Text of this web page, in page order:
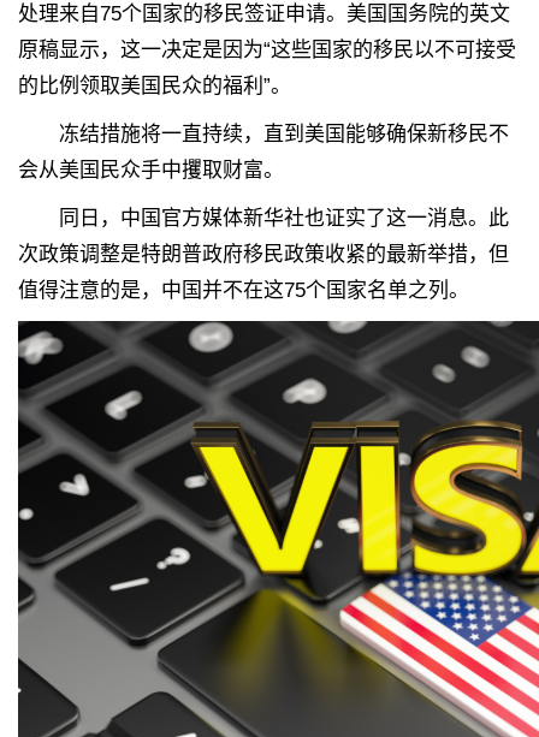
处理来自75个国家的移民签证申请。美国国务院的英文
原稿显示，这一决定是因为“这些国家的移民以不可接受
的比例领取美国民众的福利”。
冻结措施将一直持续，直到美国能够确保新移民不
会从美国民众手中攫取财富。
同日，中国官方媒体新华社也证实了这一消息。此
次政策调整是特朗普政府移民政策收紧的最新举措，但
值得注意的是，中国并不在这75个国家名单之列。